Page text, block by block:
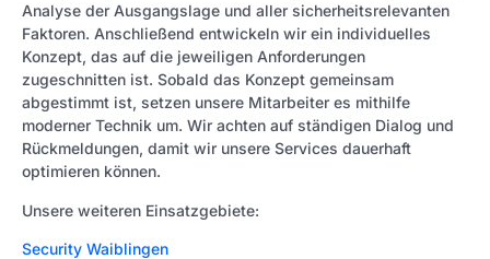
Analyse der Ausgangslage und aller sicherheitsrelevanten
Faktoren. Anschließend entwickeln wir ein individuelles
Konzept, das auf die jeweiligen Anforderungen
zugeschnitten ist. Sobald das Konzept gemeinsam
abgestimmt ist, setzen unsere Mitarbeiter es mithilfe
moderner Technik um. Wir achten auf ständigen Dialog und
Rückmeldungen, damit wir unsere Services dauerhaft
optimieren können.
Unsere weiteren Einsatzgebiete:
Security Waiblingen